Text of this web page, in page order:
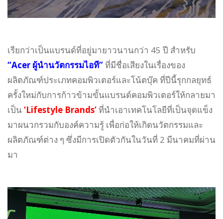
เรียกว่าเป็นแบรนด์ที่อยู่มายาวนานกว่า 45 ปี สำหรับ
“Acer ผู้นำนวัตกรรมไอที”ที่มีชื่อเสียงในเรื่องของ
ผลิตภัณฑ์ประเภทคอมพิวเตอร์และโน้ตบุ๊ค ที่ปีนี้รุกกลยุทธ์
ครั้งใหม่กับการก้าวข้ามขั้นแบรนด์คอมพิวเตอร์ให้กลายมา
เป็น ‘Lifestyle Brands’ที่นำเอาเทคโนโลยีที่เป็นจุดแข็ง
มาผนวกรวมกับองค์ความรู้ เพื่อก่อให้เกิดนวัตกรรมและ
ผลิตภัณฑ์ต่าง ๆ ซึ่งมีการเปิดตัวกันในวันที่ 2 มีนาคมที่ผ่าน
มา